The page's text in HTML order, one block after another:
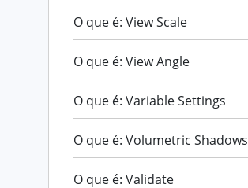
O que é: View Scale
O que é: View Angle
O que é: Variable Settings
O que é: Volumetric Shadows
O que é: Validate